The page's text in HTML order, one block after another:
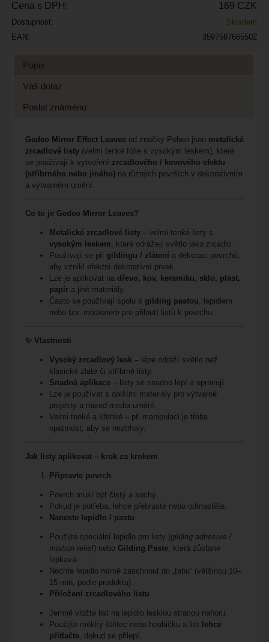
Cena s DPH: 169 CZK
Dostupnost:
Skladem
EAN:
3597587665502
Popis
Váš dotaz
Poslat známénu
Gedeo Mirror Effect Leavesod značky Pebeo jsou metalické
zrcadlové listy(velmi tenké fólie s vysokým leskem), které
se používají k vytvoření zrcadlového / kovového efektu
(stříbrného nebo jiného)na různých površích v dekorativním
a výtvarném umění.
Co to je Gedeo Mirror Leaves?
Metalické zrcadlové listy– velmi tenké listy s
vysokým leskem, které odrážejí světlo jako zrcadlo.
Používají se při gildingu / zlátení a dekoraci povrchů,
aby vznikl efektní dekorativní prvek.
Lze je aplikovat na dřevo, kov, keramiku, sklo, plast,
papíra jiné materiály.
Často se používají spolu s gilding pastou, lepidlem
nebo tzv. mixtionem pro přilnutí listů k povrchu.
✨ Vlastnosti
Vysoký zrcadlový lesk– lépe odráží světlo než
klasické zlaté či stříbrné listy.
Snadná aplikace– listy se snadno lepí a upravují.
Lze je používat s dalšími materiály pro výtvarné
projekty a mixed‑media umění.
Velmi tenké a křehké – při manipulaci je třeba
opatrnost, aby se neztrhaly.
Jak listy aplikovat – krok za krokem
Připravte povrch
Povrch musí být čistý a suchý.
Pokud je potřeba, lehce přebruste nebo odmastěte.
Naneste lepidlo / pastu
Použijte speciální lepidlo pro listy (gilding adhesive /
mixtion relief) nebo Gilding Paste, která zůstane
lepkavá.
Nechte lepidlo mírně zaschnout do „tahu“ (většinou 10–
15 min, podle produktu).
Přiložení zrcadlového listu
Jemně vložte list na lepidlo lesklou stranou nahoru.
Použijte měkký štětec nebo houbičku a list
lehce
přitlačte, dokud se přilepí.